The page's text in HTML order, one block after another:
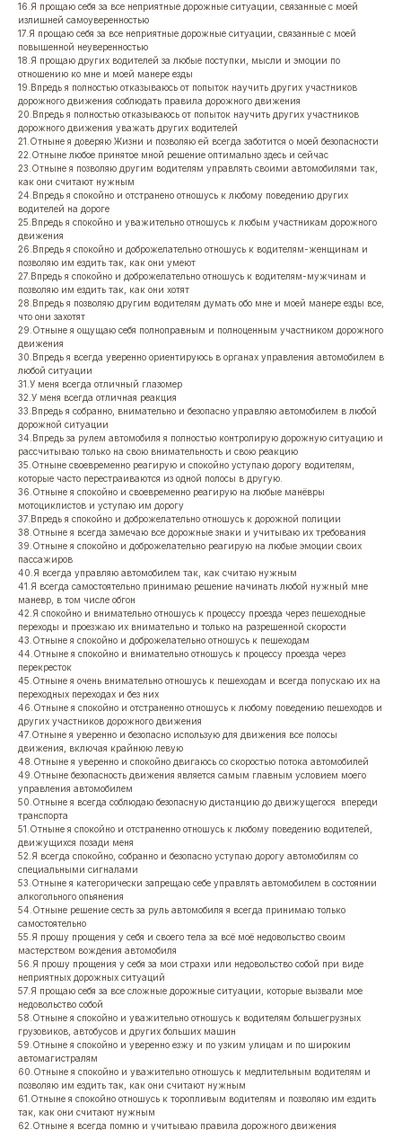
16.Я прощаю себя за все неприятные дорожные ситуации, связанные с моей
излишней самоуверенностью
17.Я прощаю себя за все неприятные дорожные ситуации, связанные с моей
повышенной неуверенностью
18.Я прощаю других водителей за любые поступки, мысли и эмоции по
отношению ко мне и моей манере езды
19.Впредь я полностью отказываюсь от попыток научить других участников
дорожного движения соблюдать правила дорожного движения
20.Впредь я полностью отказываюсь от попыток научить других участников
дорожного движения уважать других водителей
21.Отныне я доверяю Жизни и позволяю ей всегда заботится о моей безопасности
22.Отныне любое принятое мной решение оптимально здесь и сейчас
23.Отныне я позволяю другим водителям управлять своими автомобилями так,
как они считают нужным
24.Впредь я спокойно и отстранено отношусь к любому поведению других
водителей на дороге
25.Впредь я спокойно и уважительно отношусь к любым участникам дорожного
движения
26.Впредь я спокойно и доброжелательно отношусь к водителям-женщинам и
позволяю им ездить так, как они умеют
27.Впредь я спокойно и доброжелательно отношусь к водителям-мужчинам и
позволяю им ездить так, как они хотят
28.Впредь я позволяю другим водителям думать обо мне и моей манере езды все,
что они захотят
29.Отныне я ощущаю себя полноправным и полноценным участником дорожного
движения
30.Впредь я всегда уверенно ориентируюсь в органах управления автомобилем в
любой ситуации
31.У меня всегда отличный глазомер
32.У меня всегда отличная реакция
33.Впредь я собранно, внимательно и безопасно управляю автомобилем в любой
дорожной ситуации
34.Впредь за рулем автомобиля я полностью контролирую дорожную ситуацию и
рассчитываю только на свою внимательность и свою реакцию
35.Отныне своевременно реагирую и спокойно уступаю дорогу водителям,
которые часто перестраиваются из одной полосы в другую.
36.Отныне я спокойно и своевременно реагирую на любые манёвры
мотоциклистов и уступаю им дорогу
37.Впредь я спокойно и доброжелательно отношусь к дорожной полиции
38.Отныне я всегда замечаю все дорожные знаки и учитываю их требования
39.Отныне я спокойно и доброжелательно реагирую на любые эмоции своих
пассажиров
40.Я всегда управляю автомобилем так, как считаю нужным
41.Я всегда самостоятельно принимаю решение начинать любой нужный мне
маневр, в том числе обгон
42.Я спокойно и внимательно отношусь к процессу проезда через пешеходные
переходы и проезжаю их внимательно и только на разрешенной скорости
43.Отныне я спокойно и доброжелательно отношусь к пешеходам
44.Отныне я спокойно и внимательно отношусь к процессу проезда через
перекресток
45.Отныне я очень внимательно отношусь к пешеходам и всегда попускаю их на
переходных переходах и без них
46.Отныне я спокойно и отстраненно отношусь к любому поведению пешеходов и
других участников дорожного движения
47.Отныне я уверенно и безопасно использую для движения все полосы
движения, включая крайнюю левую
48.Отныне я уверенно и спокойно двигаюсь со скоростью потока автомобилей
49.Отныне безопасность движения является самым главным условием моего
управления автомобилем
50.Отныне я всегда соблюдаю безопасную дистанцию до движущегося впереди
транспорта
51.Отныне я спокойно и отстраненно отношусь к любому поведению водителей,
движущихся позади меня
52.Я всегда спокойно, собранно и безопасно уступаю дорогу автомобилям со
специальными сигналами
53.Отныне я категорически запрещаю себе управлять автомобилем в состоянии
алкогольного опьянения
54.Отныне решение сесть за руль автомобиля я всегда принимаю только
самостоятельно
55.Я прошу прощения у себя и своего тела за всё моё недовольство своим
мастерством вождения автомобиля
56.Я прошу прощения у себя за мои страхи или недовольство собой при виде
неприятных дорожных ситуаций
57.Я прощаю себя за все сложные дорожные ситуации, которые вызвали мое
недовольство собой
58.Отныне я спокойно и уважительно отношусь к водителям большегрузных
грузовиков, автобусов и других больших машин
59.Отныне я спокойно и уверенно езжу и по узким улицам и по широким
автомагистралям
60.Отныне я спокойно и уважительно отношусь к медлительным водителям и
позволяю им ездить так, как они считают нужным
61.Отныне я спокойно отношусь к торопливым водителям и позволяю им ездить
так, как они считают нужным
62.Отныне я всегда помню и учитываю правила дорожного движения